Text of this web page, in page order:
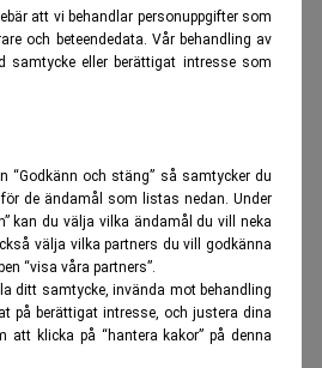
att vi behandlar personuppgifter som
och beteendedata. Vår behandling av
samtycke eller berättigat intresse som
“Godkänn och stäng” så samtycker du
de ändamål som listas nedan. Under
kan du välja vilka ändamål du vill neka
välja vilka partners du vill godkänna
“visa våra partners”.
ditt samtycke, invända mot behandling
på berättigat intresse, och justera dina
att klicka på “hantera kakor” på denna
euro, cirka 2 miljarder kronor.
på grund av flest antal affärer
bra betalt för sina tjänster.
3 miljoner euro per affär. Det
som för sina 120 affärer
avgift på 1,6 miljoner
196 miljoner euro.
med tre stora italienska
var Uni Creditos köp av tyska
M&A-affär i Europa.